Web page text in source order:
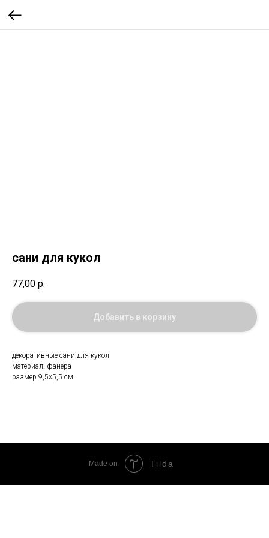
сани для кукол
77,00 р.
Добавить в корзину
декоративные сани для кукол
материал: фанера
размер 9,5х5,5 см
Made on Tilda